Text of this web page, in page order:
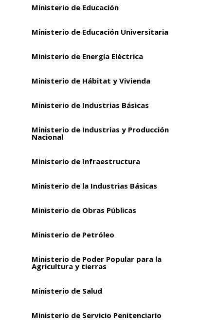
Ministerio de Educación
Ministerio de Educación Universitaria
Ministerio de Energía Eléctrica
Ministerio de Hábitat y Vivienda
Ministerio de Industrias Básicas
Ministerio de Industrias y Producción
Nacional
Ministerio de Infraestructura
Ministerio de la Industrias Básicas
Ministerio de Obras Públicas
Ministerio de Petróleo
Ministerio de Poder Popular para la
Agricultura y tierras
Ministerio de Salud
Ministerio de Servicio Penitenciario